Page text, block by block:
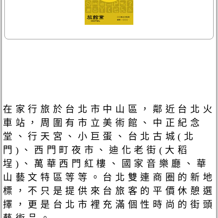
在家行旅於台北市中山區，鄰近台北火
車站，周圍有市立美術館、中正紀念
堂、行天宮、小巨蛋、台北古城(北
門)、西門町夜市、迪化老街(大稻
埕)、萬華西門紅樓、國家音樂廳、華
山藝文特區等等。台北雙連商圈的新地
標，不只是提供來台旅客的平價休憩選
擇，更是台北市裡充滿個性時尚的街頭